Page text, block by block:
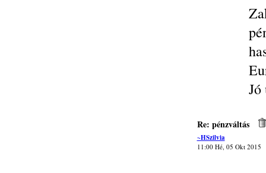
Jó
Re: pénzváltás
~HSzilvia
11:00 Hé, 05 Okt 2015